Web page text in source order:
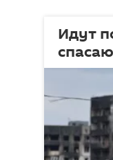
Идут